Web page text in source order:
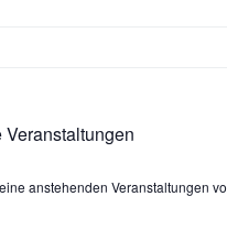
anstehenden Veranstaltungen